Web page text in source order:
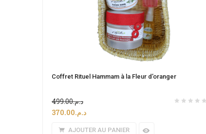
Coffret Rituel Hammam à la Fleur d’oranger
د.م.499.00
د.م.370.00
AJOUTER AU PANIER